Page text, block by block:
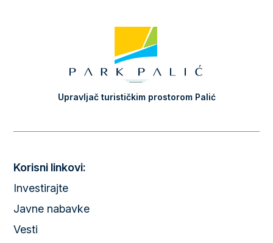
Upravljač turističkim prostorom Palić
Korisni linkovi:
Investirajte
Javne nabavke
Vesti